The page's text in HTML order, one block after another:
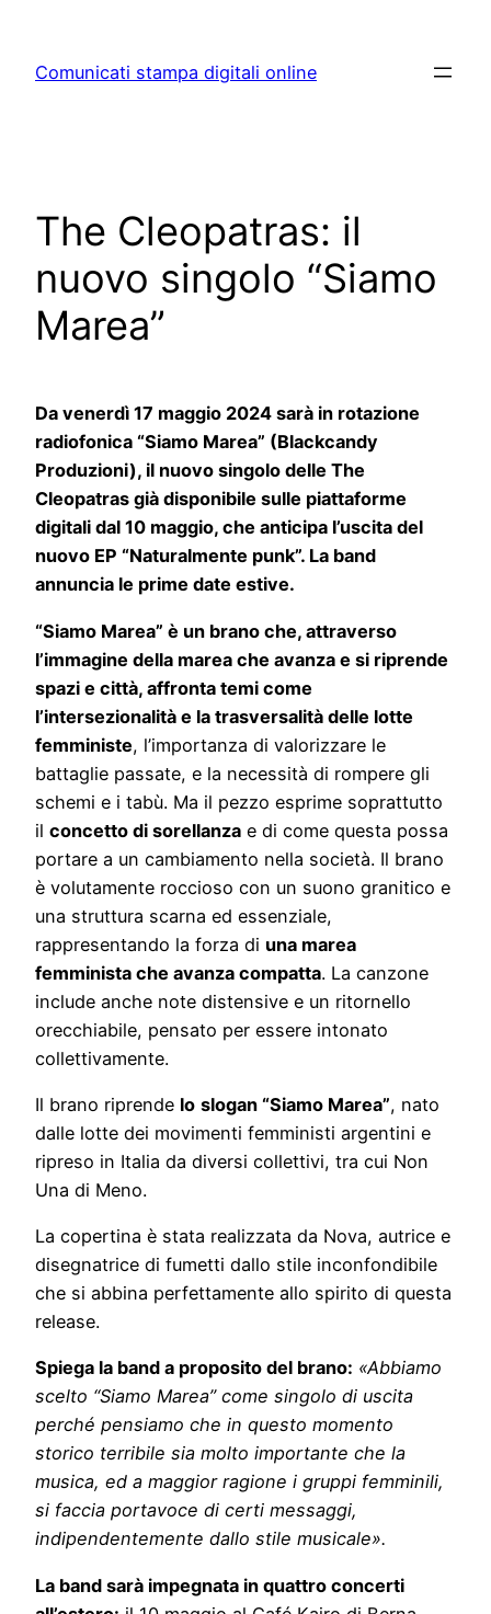
content
Comunicati stampa digitali online
The Cleopatras: il
nuovo singolo “Siamo
Marea”
Da venerdì 17 maggio 2024 sarà in rotazione
radiofonica “Siamo Marea” (Blackcandy
Produzioni), il nuovo singolo delle The
Cleopatras già disponibile sulle piattaforme
digitali dal 10 maggio, che anticipa l’uscita del
nuovo EP “Naturalmente punk”. La band
annuncia le prime date estive.
“Siamo Marea” è un brano che, attraverso
l’immagine della marea che avanza e si riprende
spazi e città, affronta temi come
l’intersezionalità e la trasversalità delle lotte
femministe, l’importanza di valorizzare le
battaglie passate, e la necessità di rompere gli
schemi e i tabù. Ma il pezzo esprime soprattutto
il concetto di sorellanza e di come questa possa
portare a un cambiamento nella società. Il brano
è volutamente roccioso con un suono granitico e
una struttura scarna ed essenziale,
rappresentando la forza di una marea
femminista che avanza compatta. La canzone
include anche note distensive e un ritornello
orecchiabile, pensato per essere intonato
collettivamente.
Il brano riprende lo slogan “Siamo Marea”, nato
dalle lotte dei movimenti femministi argentini e
ripreso in Italia da diversi collettivi, tra cui Non
Una di Meno.
La copertina è stata realizzata da Nova, autrice e
disegnatrice di fumetti dallo stile inconfondibile
che si abbina perfettamente allo spirito di questa
release.
Spiega la band a proposito del brano: «Abbiamo
scelto “Siamo Marea” come singolo di uscita
perché pensiamo che in questo momento
storico terribile sia molto importante che la
musica, ed a maggior ragione i gruppi femminili,
si faccia portavoce di certi messaggi,
indipendentemente dallo stile musicale».
La band sarà impegnata in quattro concerti